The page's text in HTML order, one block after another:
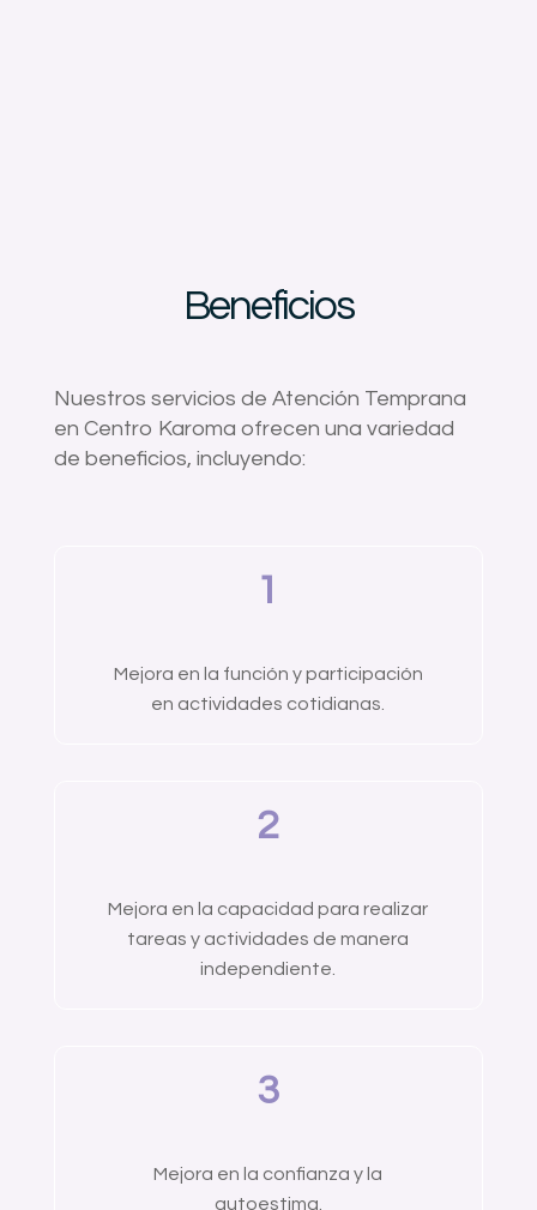
Beneficios
Nuestros servicios de Atención Temprana
en Centro Karoma ofrecen una variedad
de beneficios, incluyendo:
1
Mejora en la función y participación
en actividades cotidianas.
2
Mejora en la capacidad para realizar
tareas y actividades de manera
independiente.
3
Mejora en la confianza y la
autoestima.